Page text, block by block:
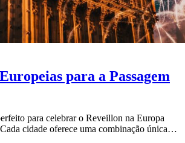
para a Passagem
para celebrar o Reveillon na Europa
cidade oferece uma combinação única…